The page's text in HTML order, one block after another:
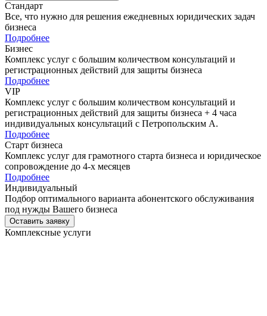
Стандарт
Все, что нужно для решения ежедневных юридических задач
бизнеса
Подробнее
Бизнес
Комплекс услуг с большим количеством консультаций и
регистрационных действий для защиты бизнеса
Подробнее
VIP
Комплекс услуг с большим количеством консультаций и
регистрационных действий для защиты бизнеса + 4 часа
индивидуальных консультаций с Петропольским А.
Подробнее
Старт бизнеса
Комплекс услуг для грамотного старта бизнеса и юридическое
сопровождение до 4-х месяцев
Подробнее
Индивидуальный
Подбор оптимального варианта абонентского обслуживания
под нужды Вашего бизнеса
Оставить заявку
Комплексные услуги